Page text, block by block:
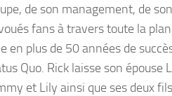
de son management, de
fans à travers toute la
en plus de 50 années de
Quo. Rick laisse son épouse
et Lily ainsi que ses deux